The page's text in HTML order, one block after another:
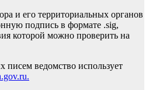
и его территориальных органов
подпись в формате .sig,
которой можно проверить на
ведомство использует